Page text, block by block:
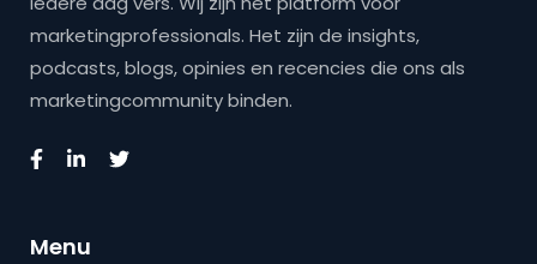
marketingprofessionals. Het zijn de insights,
podcasts, blogs, opinies en recencies die ons als
marketingcommunity binden.
Menu